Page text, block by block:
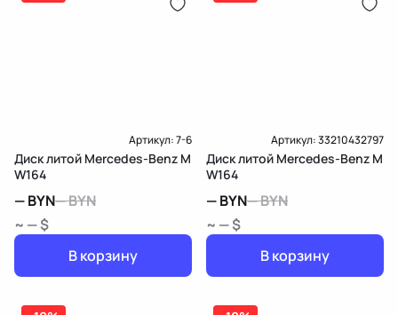
Артикул:7-6
Диск литой Mercedes-Benz M
W164
—BYN—BYN
~ — $
В корзину
Артикул:33210432797
Диск литой Mercedes-Benz M
W164
—BYN—BYN
~ — $
В корзину